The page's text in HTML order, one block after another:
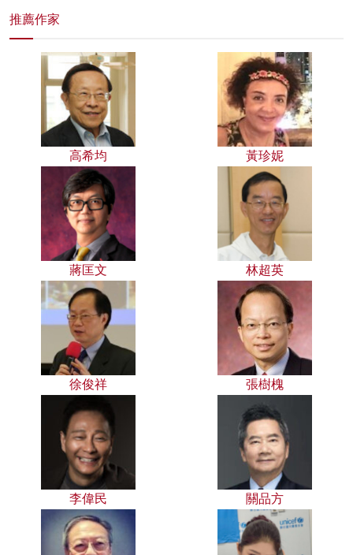
推薦作家
高希均 黃珍妮
蔣匡文 林超英
徐俊祥 張樹槐
李偉民 關品方